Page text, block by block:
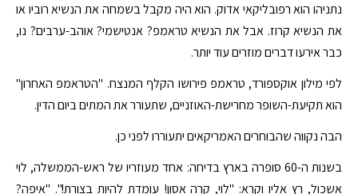
נתניהו הוא רפובליקאי אדוק. הוא היה מקבל בשמחה את הנשיא רוביו או
את הנשיא קרוז. אבל את הנשיא טראמפ? אנטישמי? אוהב-ערבים? נו,
כבר אירעו דברים מוזרים עוד יותר.
לפי מילון אוקספורד, טראמפ פירושו הקלף המנצח. "הטראמפ האחרון"
הוא תקיעת-השופר מחרישת-האוזניים, שתעורר את המתים ביום הדין.
הבה נקווה שהבוחרים האמריקאים יתעוררו לפני כן.
בשנות ה-60 סופרה בארץ בדיחה: אחד מעוזריו של ראש-הממשלה, לוי
אשכול, רץ אליו וקרא: "לוי, קרה אסון! עומדת להיות בצורת!". "איפה?